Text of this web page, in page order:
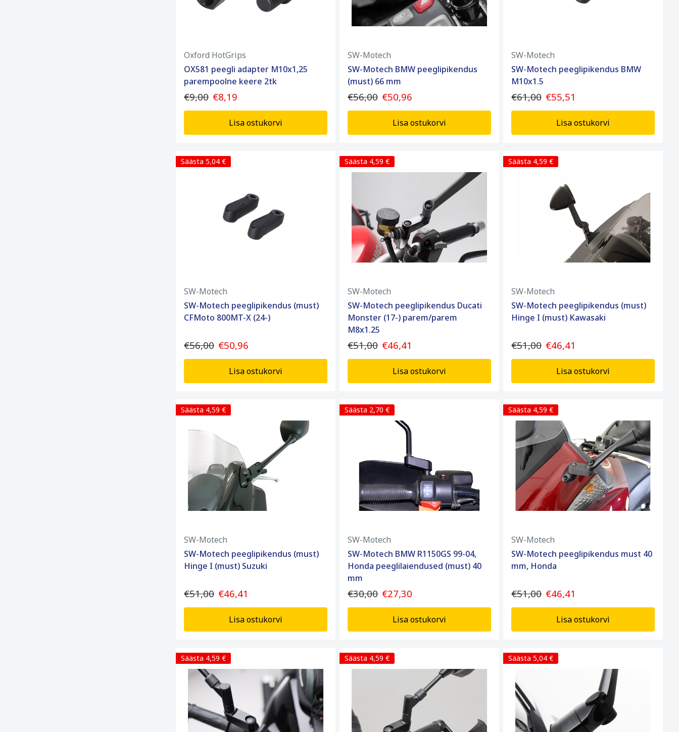
Oxford HotGrips
OX581 peegli adapter M10x1,25
parempoolne keere 2tk
€9,00 €8,19
Lisa ostukorvi
SW-Motech
SW-Motech BMW peeglipikendus
(must) 66 mm
€56,00 €50,96
Lisa ostukorvi
SW-Motech
SW-Motech peeglipikendus BMW
M10x1.5
€61,00 €55,51
Lisa ostukorvi
Säästa 5,04 €
SW-Motech
SW-Motech peeglipikendus (must)
CFMoto 800MT-X (24-)
€56,00 €50,96
Lisa ostukorvi
Säästa 4,59 €
SW-Motech
SW-Motech peeglipikendus Ducati
Monster (17-) parem/parem
M8x1.25
€51,00 €46,41
Lisa ostukorvi
Säästa 4,59 €
SW-Motech
SW-Motech peeglipikendus (must)
Hinge I (must) Kawasaki
€51,00 €46,41
Lisa ostukorvi
Säästa 4,59 €
SW-Motech
SW-Motech peeglipikendus (must)
Hinge I (must) Suzuki
€51,00 €46,41
Lisa ostukorvi
Säästa 2,70 €
SW-Motech
SW-Motech BMW R1150GS 99-04,
Honda peeglilaiendused (must) 40
mm
€30,00 €27,30
Lisa ostukorvi
Säästa 4,59 €
SW-Motech
SW-Motech peeglipikendus must 40
mm, Honda
€51,00 €46,41
Lisa ostukorvi
Säästa 4,59 € Säästa 4,59 € Säästa 5,04 €